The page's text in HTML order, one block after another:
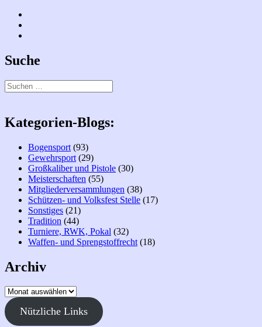
Suche
Suchen
nach:
Kategorien-Blogs:
Bogensport (93)
Gewehrsport (29)
Großkaliber und Pistole (30)
Meisterschaften (55)
Mitgliederversammlungen (38)
Schützen- und Volksfest Stelle (17)
Sonstiges (21)
Tradition (44)
Turniere, RWK, Pokal (32)
Waffen- und Sprengstoffrecht (18)
Archiv
Archiv
Nützliche Links